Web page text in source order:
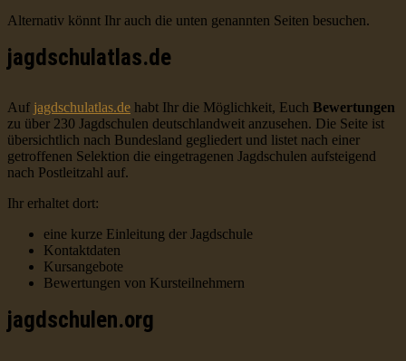
Alternativ könnt Ihr auch die unten genannten Seiten besuchen.
jagdschulatlas.de
Auf jagdschulatlas.de habt Ihr die Möglichkeit, Euch Bewertungen
zu über 230 Jagdschulen deutschlandweit anzusehen. Die Seite ist
übersichtlich nach Bundesland gegliedert und listet nach einer
getroffenen Selektion die eingetragenen Jagdschulen aufsteigend
nach Postleitzahl auf.
Ihr erhaltet dort:
eine kurze Einleitung der Jagdschule
Kontaktdaten
Kursangebote
Bewertungen von Kursteilnehmern
jagdschulen.org